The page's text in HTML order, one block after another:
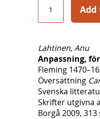
Add
Lahtinen, Anu
Anpassning,
Fleming
Översättning
Svenska
Skrifter utgivna
Borgå 2009, 313